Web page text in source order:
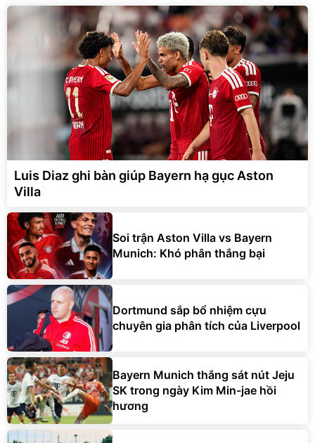
Luis Diaz ghi bàn giúp Bayern hạ gục Aston
Villa
Soi trận Aston Villa vs Bayern
Munich: Khó phân thắng bại
Dortmund sắp bổ nhiệm cựu
chuyên gia phân tích của Liverpool
Bayern Munich thắng sát nút Jeju
SK trong ngày Kim Min-jae hồi
hương